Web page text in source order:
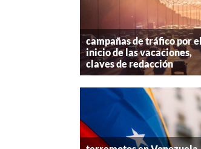
campañas de tráfico por el
inicio de las vacaciones,
claves de redacción